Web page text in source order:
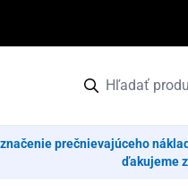
prečnievajúceho
ďakujeme